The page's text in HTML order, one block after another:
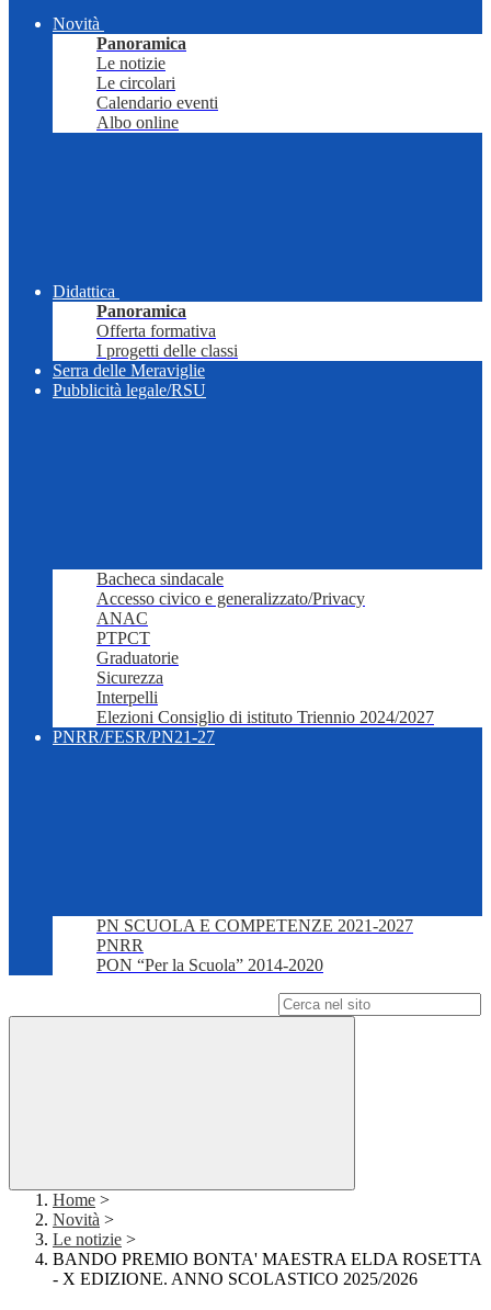
Novità
Panoramica
Le notizie
Le circolari
Calendario eventi
Albo online
Didattica
Panoramica
Offerta formativa
I progetti delle classi
Serra delle Meraviglie
Pubblicità legale/RSU
Bacheca sindacale
Accesso civico e generalizzato/Privacy
ANAC
PTPCT
Graduatorie
Sicurezza
Interpelli
Elezioni Consiglio di istituto Triennio 2024/2027
PNRR/FESR/PN21-27
PN SCUOLA E COMPETENZE 2021-2027
PNRR
PON “Per la Scuola” 2014-2020
Home >
Novità >
Le notizie >
BANDO PREMIO BONTA' MAESTRA ELDA ROSETTA
- X EDIZIONE. ANNO SCOLASTICO 2025/2026